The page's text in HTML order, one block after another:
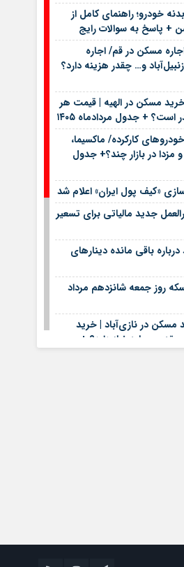
خودرو؛ راهنمای کامل از
+ پاسخ به سوالات رایج
مسکن در قم/ اجاره
و… چقدر هزینه دارد؟
مسکن در الهیه | قیمت هر
است؟ + جدول مردادماه ۱۴۰۵
کارکرده/ ماکسیما،
مزدا در بازار چند؟+ جدول
«کیف پول ایران» اعلام شد
جدید مالیاتی برای تسعیر
باقی مانده دینارهای
روز جمعه شانزدهم مرداد
در نازی‌آباد | خرید
چقدر سرمایه نیاز دارد؟ +